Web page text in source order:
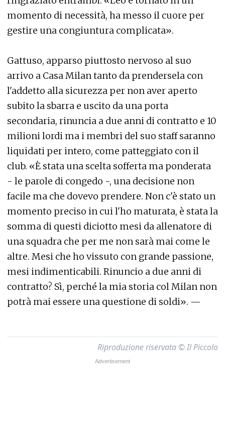
momento di necessità, ha messo il cuore per
gestire una congiuntura complicata».
Gattuso, apparso piuttosto nervoso al suo
arrivo a Casa Milan tanto da prendersela con
l'addetto alla sicurezza per non aver aperto
subito la sbarra e uscito da una porta
secondaria, rinuncia a due anni di contratto e 10
milioni lordi ma i membri del suo staff saranno
liquidati per intero, come patteggiato con il
club. «È stata una scelta sofferta ma ponderata
- le parole di congedo -, una decisione non
facile ma che dovevo prendere. Non c'è stato un
momento preciso in cui l'ho maturata, è stata la
somma di questi diciotto mesi da allenatore di
una squadra che per me non sarà mai come le
altre. Mesi che ho vissuto con grande passione,
mesi indimenticabili. Rinuncio a due anni di
contratto? Sì, perché la mia storia col Milan non
potrà mai essere una questione di soldi». —
Riproduzione riservata © Il Piccolo